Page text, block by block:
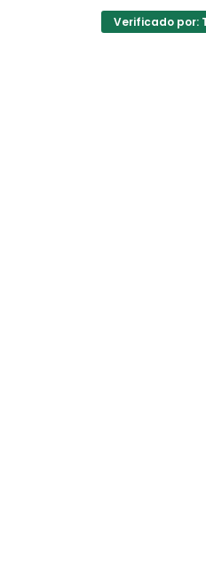
a la agencia,..súper
Verificado por: